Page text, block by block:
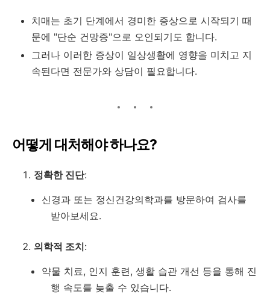
치매는 초기 단계에서 경미한 증상으로 시작되기 때
문에 "단순 건망증"으로 오인되기도 합니다.
그러나 이러한 증상이 일상생활에 영향을 미치고 지
속된다면 전문가와 상담이 필요합니다.
어떻게 대처해야 하나요?
정확한 진단:
신경과 또는 정신건강의학과를 방문하여 검사를
받아보세요.
의학적 조치:
약물 치료, 인지 훈련, 생활 습관 개선 등을 통해 진
행 속도를 늦출 수 있습니다.